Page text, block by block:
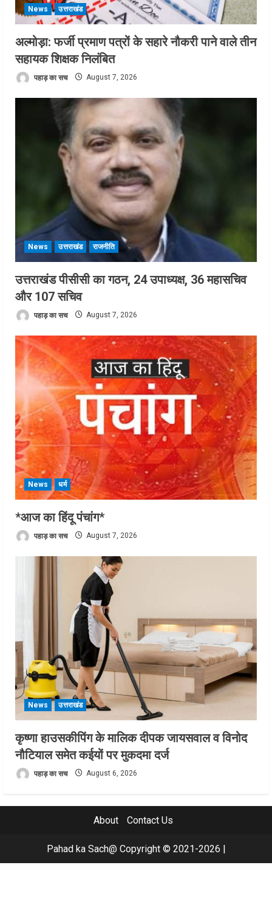
News उत्तराखंड
अल्मोड़ा: फर्जी प्रमाण पत्रों के सहारे नौकरी पाने वाले तीन
सहायक शिक्षक निलंबित
पहाड़ का सच August 7, 2026
News उत्तराखंड राजनीति
उत्तराखंड पीसीसी का गठन, 24 उपाध्यक्ष, 36 महासचिव
और 107 सचिव
पहाड़ का सच August 7, 2026
News धर्म
*आज का हिंदू पंचांग*
पहाड़ का सच August 7, 2026
News उत्तराखंड
कृष्णा हाउसकीपिंग के मालिक दीपक जायसवाल व विनोद
नौटियाल समेत कईयों पर मुकदमा दर्ज
पहाड़ का सच August 6, 2026
About Contact Us
Pahad ka Sach@ Copyright © 2021-2026 |